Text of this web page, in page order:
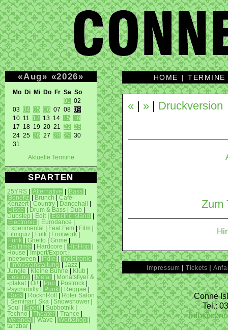
«Aug» «2026»
Mo Di Mi Do Fr Sa So
01
02
03 04 05 06 07 08 09
10 11 12 13 14 15
16
17 18 19 20 21 22
23
24 25 26 27 28 29 30
31
Aktuelle Termine
SPARTEN
25YRS Alternative Bass
Benefiz
Brunch
Café-
Konzert
Country Dancehall
Disco
Drum & Bass Dub
Dubstep
Edit Electric island
Electronic
Eurodance
Experimental
Feat.Fem Film
Filmquiz
Folk Footwork
Funk
Ghetto Grime
Halftime
Hardcore HipHop
House
Import/Export
Inbetween
Indie
Indietronic
Infoveranstaltung Jazz
Jungle
Kleine Bühne Klub
Lesung
Metal
Monatsflyer &
-plakat
Oi! Pop Postrock
Psychobilly
Punk Reggae
Rock
RocknRoll
Roter Salon
Seminar Ska Snowshower
Soul
Sport Subbotnik
Techno
Theater Trance
Veranda
Wave Workshop
tanzbar
HOME |TERMINE
« » Druckversion
Zum
Impressum |Tickets |
Conne
Tel.: